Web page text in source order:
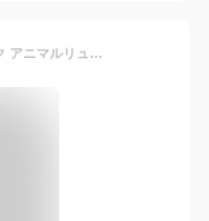
A851【スマイルパレードリュックサック アニマルリュック ウサギカエル イルカゾウライオンレッサーパンダ動物ぬいぐるみリュックデイバックコービーコービーサンレモンウイング 赤ちゃん COBE COBE 幼稚園 ぞうさんうさぎ 多機能ぬいぐるみ ベビーリュック キッズリュック.